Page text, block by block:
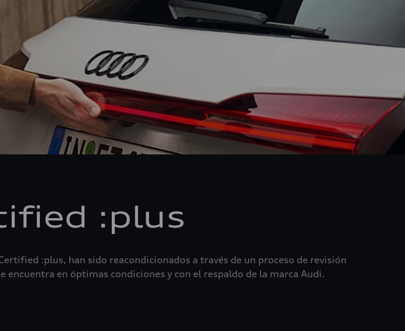
:plus
:plus, han sido reacondicionados a través de un proceso de revisión
en óptimas condiciones y con el respaldo de la marca Audi.